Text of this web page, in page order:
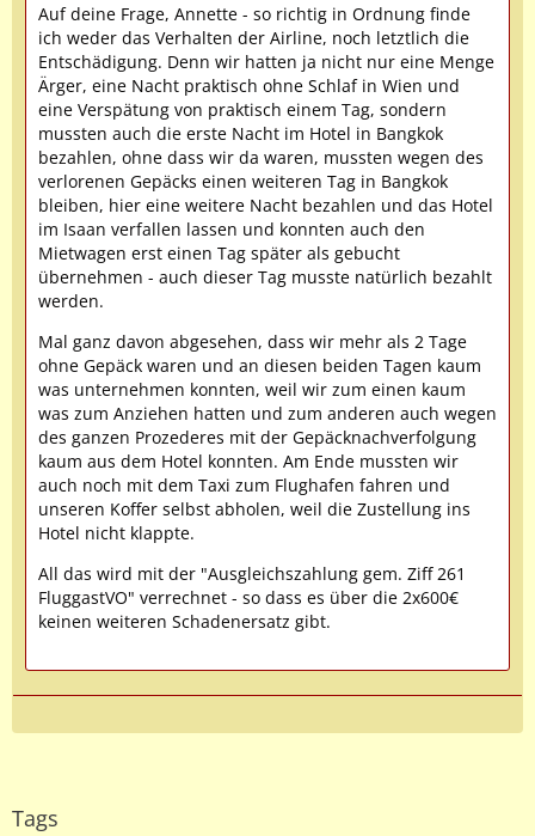
Auf deine Frage, Annette - so richtig in Ordnung finde
ich weder das Verhalten der Airline, noch letztlich die
Entschädigung. Denn wir hatten ja nicht nur eine Menge
Ärger, eine Nacht praktisch ohne Schlaf in Wien und
eine Verspätung von praktisch einem Tag, sondern
mussten auch die erste Nacht im Hotel in Bangkok
bezahlen, ohne dass wir da waren, mussten wegen des
verlorenen Gepäcks einen weiteren Tag in Bangkok
bleiben, hier eine weitere Nacht bezahlen und das Hotel
im Isaan verfallen lassen und konnten auch den
Mietwagen erst einen Tag später als gebucht
übernehmen - auch dieser Tag musste natürlich bezahlt
werden.
Mal ganz davon abgesehen, dass wir mehr als 2 Tage
ohne Gepäck waren und an diesen beiden Tagen kaum
was unternehmen konnten, weil wir zum einen kaum
was zum Anziehen hatten und zum anderen auch wegen
des ganzen Prozederes mit der Gepäcknachverfolgung
kaum aus dem Hotel konnten. Am Ende mussten wir
auch noch mit dem Taxi zum Flughafen fahren und
unseren Koffer selbst abholen, weil die Zustellung ins
Hotel nicht klappte.
All das wird mit der "Ausgleichszahlung gem. Ziff 261
FluggastVO" verrechnet - so dass es über die 2x600€
keinen weiteren Schadenersatz gibt.
Tags